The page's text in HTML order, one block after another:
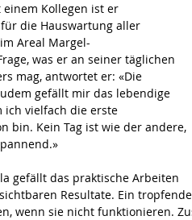
Kollegen ist er
die Hauswartung aller
Areal Margel-
was er an seiner täglichen
mag, antwortet er: «Die
gefällt mir das lebendige
ich vielfach die erste
bin. Kein Tag ist wie der andere,
gefällt das praktische Arbeiten
Resultate. Ein
wenn sie nicht funktionieren.